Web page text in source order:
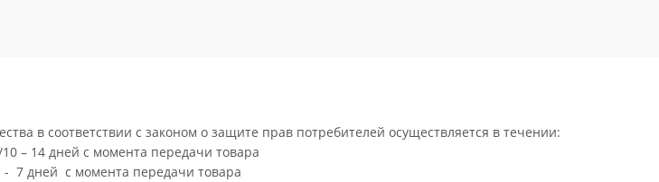
в соответствии с законом о защите прав потребителей осуществляется в течении:
– 14 дней с момента передачи товара
7 дней с момента передачи товара